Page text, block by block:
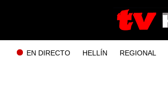
EN DIRECTO HELLÍN REGIONAL